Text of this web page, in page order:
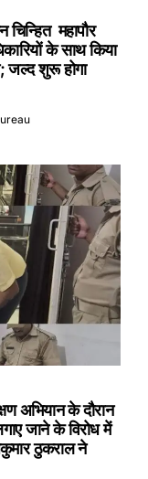
चिन्हित महापौर
के साथ किया
जल्द शुरू होगा
अभियान के दौरान
जाने के विरोध में
ठुकराल ने